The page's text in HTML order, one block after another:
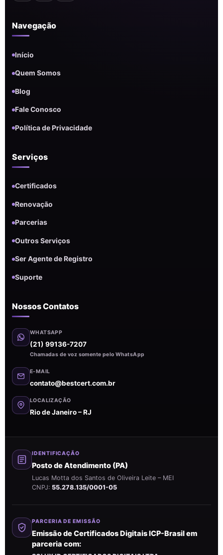
Navegação
Início
Quem Somos
Blog
Fale Conosco
Política de Privacidade
Serviços
Certificados
Renovação
Parcerias
Outros Serviços
Ser Agente de Registro
Suporte
Nossos Contatos
WHATSAPP
(21) 99136-7207
Chamadas de voz somente pelo WhatsApp
E-MAIL
contato@bestcert.com.br
LOCALIZAÇÃO
Rio de Janeiro – RJ
IDENTIFICAÇÃO
Posto de Atendimento (PA)
Lucas Motta dos Santos de Oliveira Leite – MEI
CNPJ: 55.278.135/0001-05
PARCERIA DE EMISSÃO
Emissão de Certificados Digitais ICP-Brasil em
parceria com: